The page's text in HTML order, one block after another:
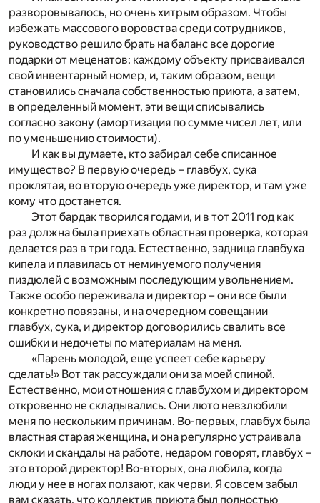
разворовывалось, но очень хитрым образом. Чтобы
избежать массового воровства среди сотрудников,
руководство решило брать на баланс все дорогие
подарки от меценатов: каждому объекту присваивался
свой инвентарный номер, и, таким образом, вещи
становились сначала собственностью приюта, а затем,
в определенный момент, эти вещи списывались
согласно закону (амортизация по сумме чисел лет, или
по уменьшению стоимости).
И как вы думаете, кто забирал себе списанное
имущество? В первую очередь – главбух, сука
проклятая, во вторую очередь уже директор, и там уже
кому что достанется.
Этот бардак творился годами, и в тот 2011 год как
раз должна была приехать областная проверка, которая
делается раз в три года. Естественно, задница главбуха
кипела и плавилась от неминуемого получения
пиздюлей с возможным последующим увольнением.
Также особо переживала и директор – они все были
конкретно повязаны, и на очередном совещании
главбух, сука, и директор договорились свалить все
ошибки и недочеты по материалам на меня.
«Парень молодой, еще успеет себе карьеру
сделать!» Вот так рассуждали они за моей спиной.
Естественно, мои отношения с главбухом и директором
откровенно не складывались. Они люто невзлюбили
меня по нескольким причинам. Во-первых, главбух была
властная старая женщина, и она регулярно устраивала
склоки и скандалы на работе, недаром говорят, главбух –
это второй директор! Во-вторых, она любила, когда
люди у нее в ногах ползают, как черви. Я совсем забыл
вам сказать, что коллектив приюта был полностью